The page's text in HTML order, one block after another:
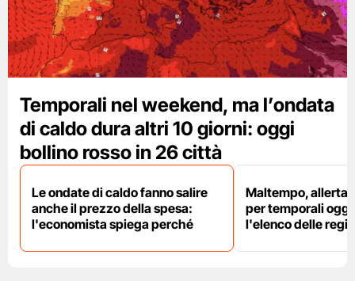
Temporali nel weekend, ma l’ondata
di caldo dura altri 10 giorni: oggi
bollino rosso in 26 città
Le ondate di caldo fanno salire
anche il prezzo della spesa:
l'economista spiega perché
Maltempo, allerta
per temporali oggi
l'elenco delle